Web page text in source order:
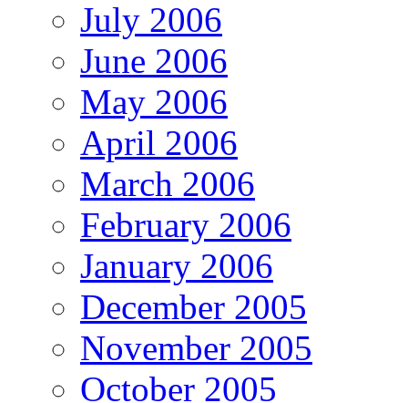
July 2006
June 2006
May 2006
April 2006
March 2006
February 2006
January 2006
December 2005
November 2005
October 2005